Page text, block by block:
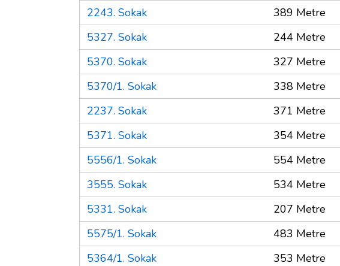
2243. Sokak
389 Metre
5327. Sokak
244 Metre
5370. Sokak
327 Metre
5370/1. Sokak
338 Metre
2237. Sokak
371 Metre
5371. Sokak
354 Metre
5556/1. Sokak
554 Metre
3555. Sokak
534 Metre
5331. Sokak
207 Metre
5575/1. Sokak
483 Metre
5364/1. Sokak
353 Metre